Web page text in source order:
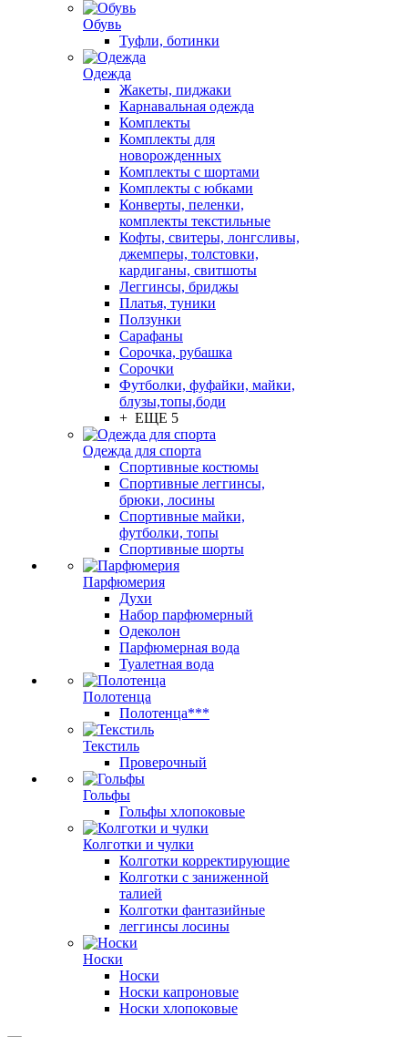
Обувь
Туфли, ботинки
Одежда
Жакеты, пиджаки
Карнавальная одежда
Комплекты
Комплекты для
новорожденных
Комплекты с шортами
Комплекты с юбками
Конверты, пеленки,
комплекты текстильные
Кофты, свитеры, лонгсливы,
джемперы, толстовки,
кардиганы, свитшоты
Леггинсы, бриджы
Платья, туники
Ползунки
Сарафаны
Сорочка, рубашка
Сорочки
Футболки, фуфайки, майки,
блузы,топы,боди
+ ЕЩЕ 5
Одежда для спорта
Спортивные костюмы
Спортивные леггинсы,
брюки, лосины
Спортивные майки,
футболки, топы
Спортивные шорты
Парфюмерия
Духи
Набор парфюмерный
Одеколон
Парфюмерная вода
Туалетная вода
Полотенца
Полотенца***
Текстиль
Проверочный
Гольфы
Гольфы хлопоковые
Колготки и чулки
Колготки корректирующие
Колготки с заниженной
талией
Колготки фантазийные
леггинсы лосины
Носки
Носки
Носки капроновые
Носки хлопоковые